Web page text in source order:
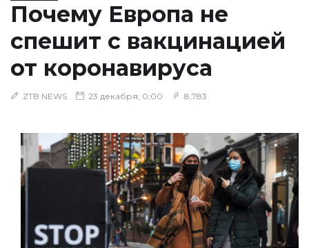
Почему Европа не
спешит с вакцинацией
от коронавируса
ZTB NEWS 23 декабря, 0:00 8,783